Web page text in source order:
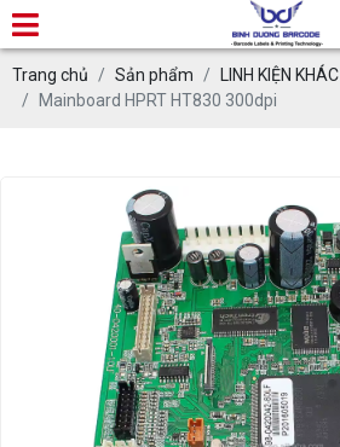
Trang chủ Sản phẩm LINH KIỆN KHÁC
Mainboard HPRT HT830 300dpi